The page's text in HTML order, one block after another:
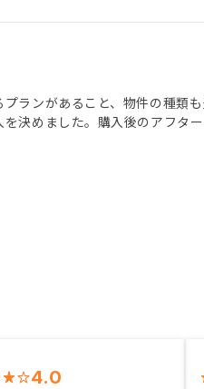
ランがあること、物件の種類
決めました。購入後のアフター
4.0